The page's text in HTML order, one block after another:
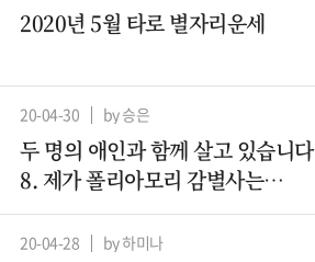
2020년 5월 타로 별자리운세
20-04-30 by 승은
두 명의 애인과 함께 살고 있습니다
8. 제가 폴리아모리 감별사는
아니지만요
20-04-28 by 하미나